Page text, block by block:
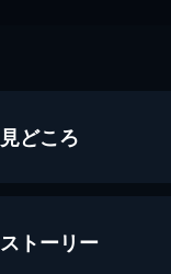
見どころ
ストーリー